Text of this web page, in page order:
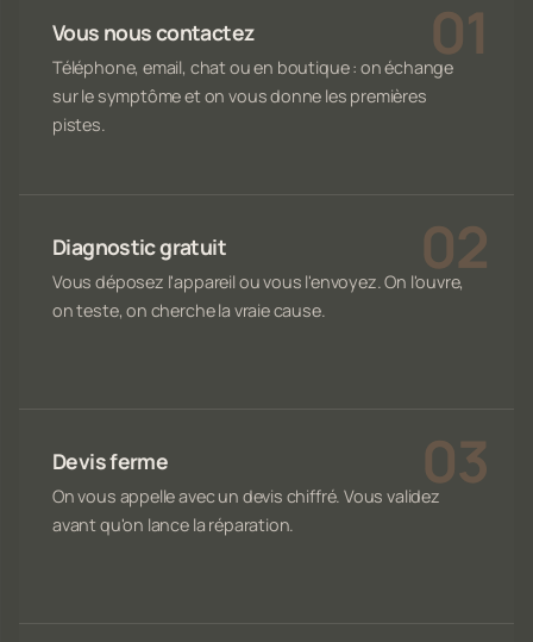
Vous nous contactez
Téléphone, email, chat ou en boutique : on échange
sur le symptôme et on vous donne les premières
pistes.
Diagnostic gratuit
Vous déposez l'appareil ou vous l'envoyez. On l'ouvre,
on teste, on cherche la vraie cause.
Devis ferme
On vous appelle avec un devis chiffré. Vous validez
avant qu'on lance la réparation.